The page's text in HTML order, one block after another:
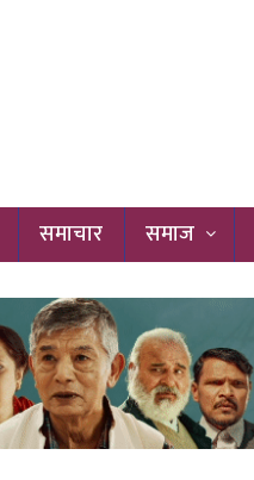
समाचार समाज